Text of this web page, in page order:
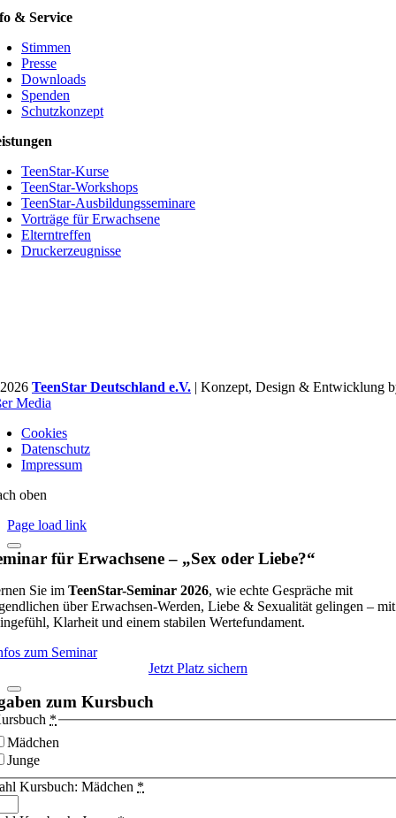
& Service
Stimmen
Presse
Downloads
Spenden
Schutzkonzept
TeenStar-Kurse
TeenStar-Workshops
TeenStar-Ausbildungsseminare
Vorträge für Erwachsene
Elterntreffen
Druckerzeugnisse
TeenStar Deutschland e.V. | Konzept, Design & Entwicklung
Media
Cookies
Datenschutz
Impressum
oben
Page load link
für Erwachsene – „Sex oder Liebe?“
Sie im TeenStar-Seminar 2026, wie echte Gespräche mit
über Erwachsen-Werden, Liebe & Sexualität gelingen – mit
Klarheit und einem stabilen Wertefundament.
zum Seminar
Jetzt Platz sichern
zum Kursbuch
*
Mädchen
Junge
Kursbuch: Mädchen *